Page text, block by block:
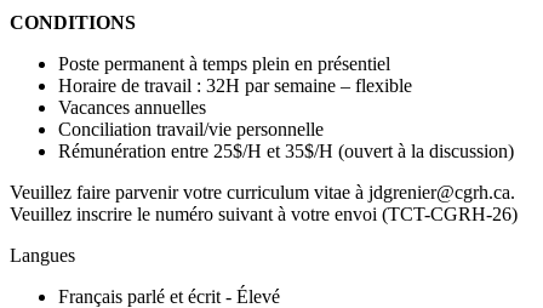
CONDITIONS
Poste permanent à temps plein en présentiel
Horaire de travail : 32H par semaine – flexible
Vacances annuelles
Conciliation travail/vie personnelle
Rémunération entre 25$/H et 35$/H (ouvert à la discussion)
Veuillez faire parvenir votre curriculum vitae à jdgrenier@cgrh.ca.
Veuillez inscrire le numéro suivant à votre envoi (TCT-CGRH-26)
Langues
Français parlé et écrit - Élevé